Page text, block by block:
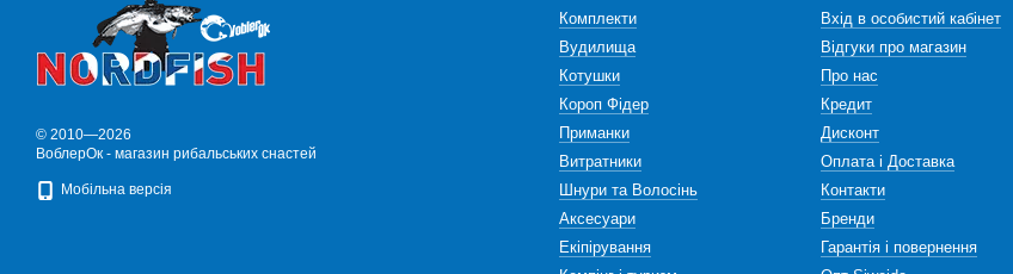
© 2010—2026
ВоблерОк - магазин рибальських снастей
Мобільна версія
Комплекти
Вудилища
Котушки
Короп Фідер
Приманки
Витратники
Шнури та Волосінь
Аксесуари
Екіпірування
Вхід в особистий кабінет
Відгуки про магазин
Про нас
Кредит
Дисконт
Оплата і Доставка
Контакти
Бренди
Гарантія і повернення